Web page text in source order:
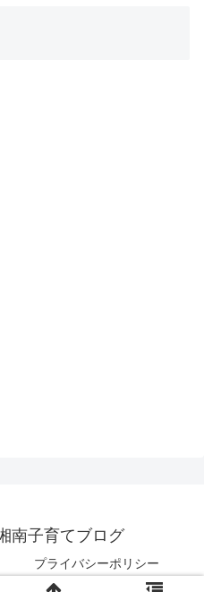
南子育てブログ
プライバシーポリシー